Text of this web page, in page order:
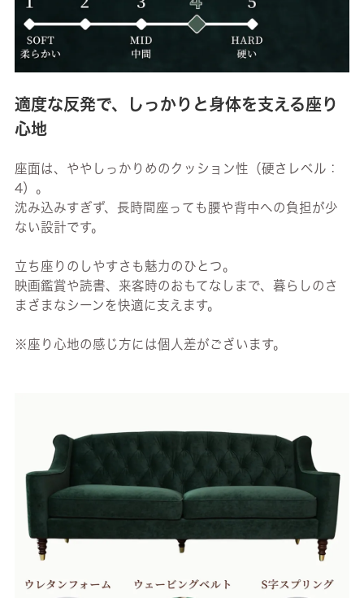
適度な反発で、しっかりと身体を支える座り
心地
座面は、ややしっかりめのクッション性（硬さレベル：
4）。
沈み込みすぎず、長時間座っても腰や背中への負担が少
ない設計です。
立ち座りのしやすさも魅力のひとつ。
映画鑑賞や読書、来客時のおもてなしまで、暮らしのさ
まざまなシーンを快適に支えます。
※座り心地の感じ方には個人差がございます。